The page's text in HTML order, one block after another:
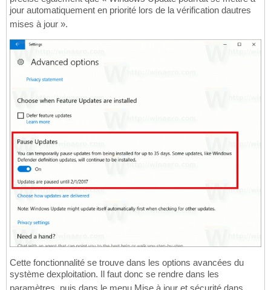
jour automatiquement en priorité lors de la vérification dautres
mises à jour ».
Cette fonctionnalité se trouve dans les options avancées du
système dexploitation. Il faut donc se rendre dans les